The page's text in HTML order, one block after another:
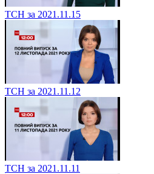
ТСН за 2021.11.15
ТСН за 2021.11.12
ТСН за 2021.11.11